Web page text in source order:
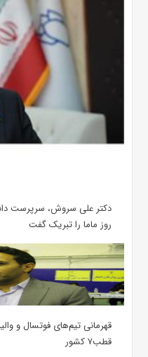
دکتر علی سروش، سرپرست
روز ماما را تبریک گفت
قهرمانی تیم‌های فوتسال و
قطب۷ کشور